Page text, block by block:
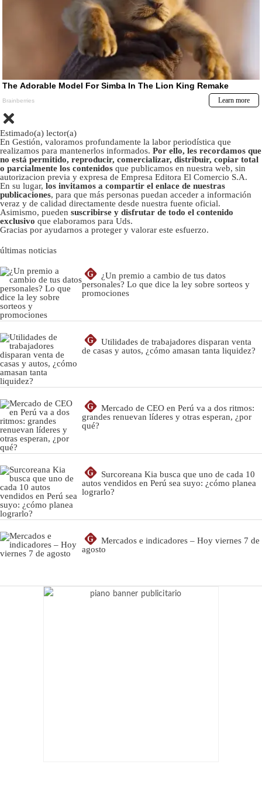
Estimado(a) lector(a)
En Gestión, valoramos profundamente la labor periodística que
realizamos para mantenerlos informados. Por ello, les recordamos que
no está permitido, reproducir, comercializar, distribuir, copiar total
o parcialmente los contenidos que publicamos en nuestra web, sin
autorizacion previa y expresa de Empresa Editora El Comercio S.A.
En su lugar, los invitamos a compartir el enlace de nuestras
publicaciones, para que más personas puedan acceder a información
veraz y de calidad directamente desde nuestra fuente oficial.
Asimismo, pueden suscribirse y disfrutar de todo el contenido
exclusivo que elaboramos para Uds.
Gracias por ayudarnos a proteger y valorar este esfuerzo.
últimas noticias
G
¿Un premio a cambio de tus datos
personales? Lo que dice la ley sobre sorteos y
promociones
G
Utilidades de trabajadores disparan venta
de casas y autos, ¿cómo amasan tanta liquidez?
G
Mercado de CEO en Perú va a dos ritmos:
grandes renuevan líderes y otras esperan, ¿por
qué?
G
Surcoreana Kia busca que uno de cada 10
autos vendidos en Perú sea suyo: ¿cómo planea
lograrlo?
G
Mercados e indicadores – Hoy viernes 7 de
agosto